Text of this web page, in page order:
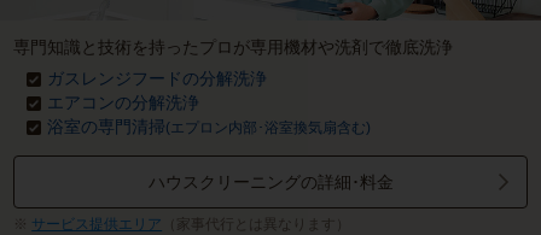
専門知識と技術を持ったプロが専用機材や洗剤で徹底洗浄
ガスレンジフードの分解洗浄
エアコンの分解洗浄
浴室の専門清掃(エプロン内部･浴室換気扇含む)
ハウスクリーニングの詳細･料金
サービス提供エリア （家事代行とは異なります）